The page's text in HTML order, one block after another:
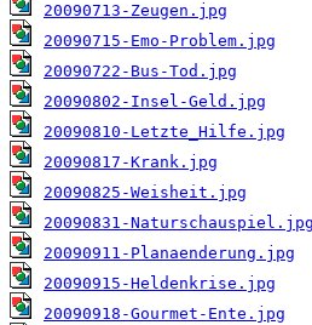
20090713-Zeugen.jpg
20090715-Emo-Problem.jpg
20090722-Bus-Tod.jpg
20090802-Insel-Geld.jpg
20090810-Letzte_Hilfe.jpg
20090817-Krank.jpg
20090825-Weisheit.jpg
20090831-Naturschauspiel.jpg
20090911-Planaenderung.jpg
20090915-Heldenkrise.jpg
20090918-Gourmet-Ente.jpg